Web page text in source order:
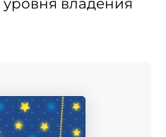
владения